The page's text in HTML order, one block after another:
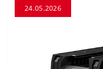
24.05.2026